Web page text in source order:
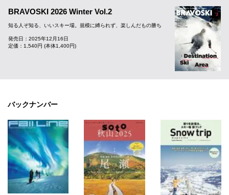
BRAVOSKI 2026 Winter Vol.2
知る人ぞ知る、いいスキー場。規模に縛られず、楽しんだもの勝ち
発売日：2025年12月16日
定価：1,540円 (本体1,400円)
バックナンバー